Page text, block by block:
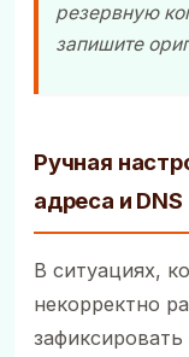
резервную
запишите
Ручная
адреса и DNS
В ситуациях,
некорректно